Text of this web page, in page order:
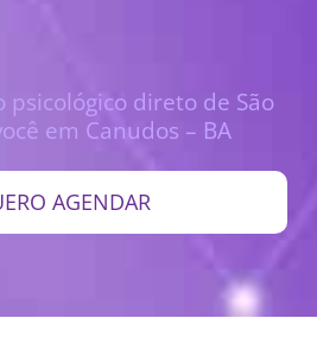
direto de São
em Canudos – BA
AGENDAR